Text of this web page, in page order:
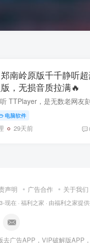
南岭原版千千静听
，无损音质拉满🔥
电脑软件
29天前
声明 广告合作 关于我们
现在 · 福利之家 · 由福利之家提
去广告APP ， VIP破解版APP ，